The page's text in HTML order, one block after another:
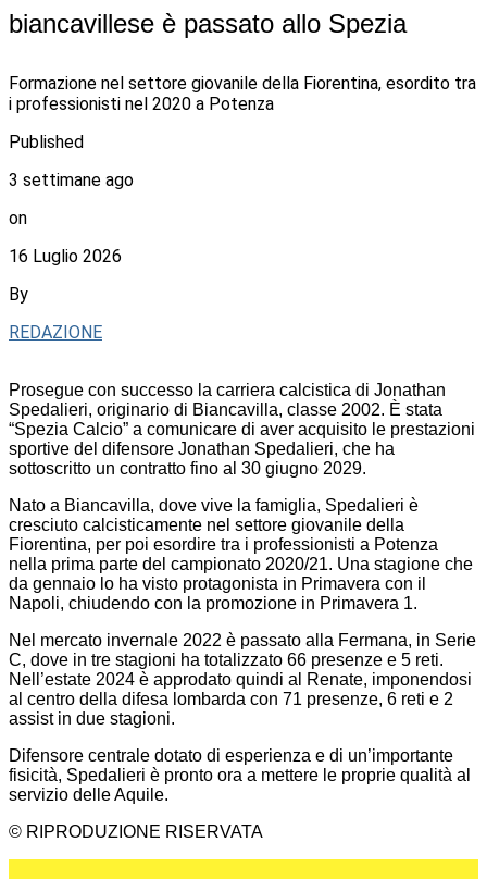
biancavillese è passato allo Spezia
Formazione nel settore giovanile della Fiorentina, esordito tra
i professionisti nel 2020 a Potenza
Published
3 settimane ago
on
16 Luglio 2026
By
REDAZIONE
Prosegue con successo la carriera calcistica di Jonathan
Spedalieri, originario di Biancavilla, classe 2002. È stata
“Spezia Calcio” a comunicare di aver acquisito le prestazioni
sportive del difensore Jonathan Spedalieri, che ha
sottoscritto un contratto fino al 30 giugno 2029.
Nato a Biancavilla, dove vive la famiglia, Spedalieri è
cresciuto calcisticamente nel settore giovanile della
Fiorentina, per poi esordire tra i professionisti a Potenza
nella prima parte del campionato 2020/21. Una stagione che
da gennaio lo ha visto protagonista in Primavera con il
Napoli, chiudendo con la promozione in Primavera 1.
Nel mercato invernale 2022 è passato alla Fermana, in Serie
C, dove in tre stagioni ha totalizzato 66 presenze e 5 reti.
Nell’estate 2024 è approdato quindi al Renate, imponendosi
al centro della difesa lombarda con 71 presenze, 6 reti e 2
assist in due stagioni.
Difensore centrale dotato di esperienza e di un’importante
fisicità, Spedalieri è pronto ora a mettere le proprie qualità al
servizio delle Aquile.
© RIPRODUZIONE RISERVATA